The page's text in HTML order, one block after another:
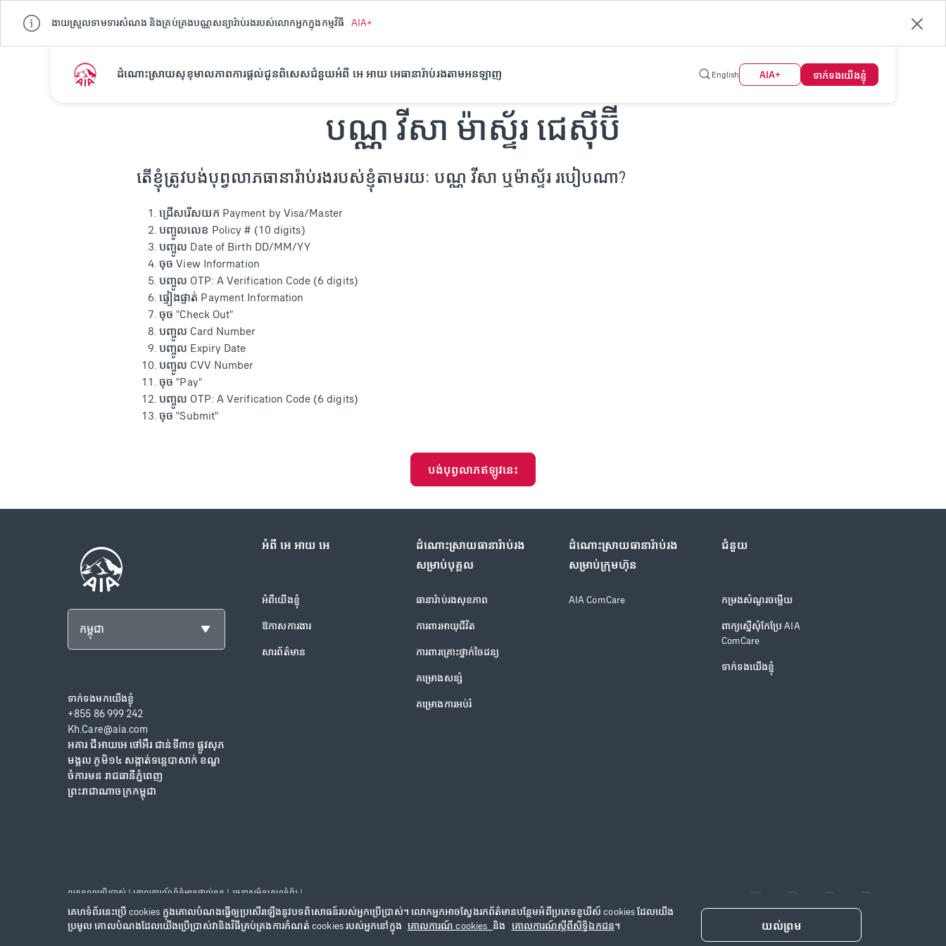
ងាយស្រួលទាមទារសំណង និងគ្រប់គ្រងបណ្ណសន្យារ៉ាប់រងរបស់លោកអ្នកក្នុងកម្មវិធី AIA+
ដំណោះស្រាយសុខុមាលភាពការផ្តល់ជូនពិសេសជំនួយអំពី អេ អាយ អេធានារ៉ាប់រងតាមអនឡាញ English AIA+ ទាក់ទង​យើង​ខ្ញុំ
ទំព័រដើម ជំនួយ ដៃគូបង់បុព្វលាភ
បណ្ណ វីសា ម៉ាស្ទ័រ ជេស៊ីប៊ី
តើខ្ញុំត្រូវបង់បុព្វលាភធានារ៉ាប់រងរបស់ខ្ញុំតាមរយៈ បណ្ណ វីសា ឬម៉ាស្ទ័រ របៀបណា?
ជ្រើសរើសយក Payment by Visa/Master
បញ្ចូលលេខ Policy # (10 digits)
បញ្ចូល Date of Birth DD/MM/YY
ចុច View Information
បញ្ចូល OTP: A Verification Code (6 digits)
ផ្ទៀងផ្ទាត់ Payment Information
ចុច "Check Out"
បញ្ចូល Card Number
បញ្ចូល Expiry Date
បញ្ចូល CVV Number
ចុច "Pay"
បញ្ចូល OTP: A Verification Code (6 digits)
ចុច "Submit"
បង់បុព្វលាភឥឡូវនេះ
កម្ពុជា
ទាក់ទង​មក​យើង​ខ្ងុំ
+855 86 999 242
Kh.Care@aia.com
អគារ ជីអាយអេ ថៅអឺរ ជាន់ទី៣១ ផ្លូវសុភ
មង្គល ភូមិ១៤ សង្កាត់ទន្លេបាសាក់ ខណ្ឌ
ចំការមន រាជធានីភ្នំពេញ
ព្រះរាជាណាចក្រកម្ពុជា
អំពី អេ អាយ អេ
អំពីយើងខ្ញុំ
ឱកាសការងារ
សារព័ត៌មាន
ដំណោះស្រាយធានារ៉ាប់រង​
សម្រាប់បុគ្គល
ធានារ៉ាប់រងសុខភាព
ការពារអាយុជីវិត
ការពារគ្រោះថ្នាក់ចៃដន្យ
គម្រោងសន្សំ
គម្រោងការអប់រំ
ដំណោះស្រាយធានារ៉ាប់រង​
សម្រាប់ក្រុមហ៊ុន
AIA ComCare
ជំនួយ
កម្រងសំណួរចម្លើយ
ពាក្យស្នើសុំកែប្រែ AIA
ComCare
ទាក់ទងយើងខ្ញុំ
លក្ខខណ្ឌប្រើប្រាស់|គោលការណ៍ព័ត៌មានផ្ទាល់ខ្លួន | រចនាសម្ព័ន្ធគេហទំព័រ|
រក្សាសិទ្ធិ© 2025 សម្ព័ន្ធក្រុមហ៊ុន និងបុត្រសម្ព័ន្ធ អេ អាយ អេ។ រក្សាសិទ្ធិគ្រប់យ៉ាង។
គេហទំព័រនេះប្រើ cookies ក្នុងគោលបំណងធ្វើឲ្យប្រសើរឡើងនូវបទពិសោធន៍របស់អ្នកប្រើប្រាស់។ លោកអ្នកអាចស្វែងរកព័ត៌មានបន្ថែមអំពីប្រភេទខូឃីស៍ cookies ដែលយើង
ប្រមូល គោលបំណងដែលយើងប្រើប្រាស់វានិងវិធីគ្រប់គ្រងការកំណត់ cookies របស់អ្នកនៅក្នុង គោលការណ៍ cookies និង គោលការណ៍ស្តីពីសិទ្ធិឯកជន។ យល់ព្រម